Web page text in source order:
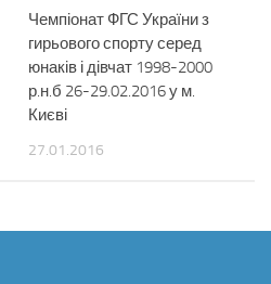
Чемпіонат ФГС України з
гирьового спорту серед
юнаків і дівчат 1998-2000
р.н.б 26-29.02.2016 у м.
Києві
27.01.2016